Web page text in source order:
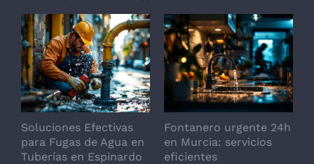
Soluciones Efectivas
para Fugas de Agua en
Tuberías en Espinardo
Fontanero urgente 24h
en Murcia: servicios
eficientes